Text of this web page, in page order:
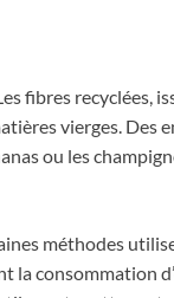
fibres recyclées,
vierges. Des
ou les
méthodes
consommation